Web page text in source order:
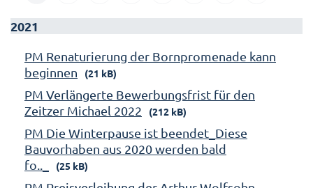
2021
PM Renaturierung der Bornpromenade kann
beginnen
(21 kB)
PM Verlängerte Bewerbungsfrist für den
Zeitzer Michael 2022
(212 kB)
PM Die Winterpause ist beendet_Diese
Bauvorhaben aus 2020 werden bald
fo.._
(25 kB)